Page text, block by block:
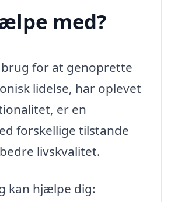
med?
for at genoprette
lidelse, har oplevet
er en
forskellige tilstande
livskvalitet.
kan hjælpe dig: